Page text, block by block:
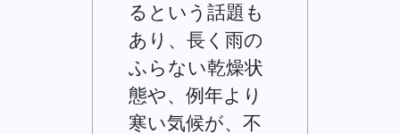
るという話題も
あり、長く雨の
ふらない乾燥状
態や、例年より
寒い気候が、不